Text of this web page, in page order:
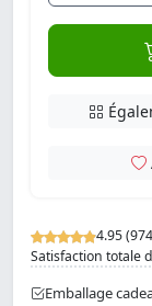
4.95
Satisfaction totale
Emballage